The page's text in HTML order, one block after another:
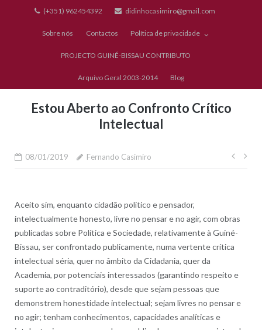
(+351) 962454392 didinhocasimiro@gmail.com
Sobre nós Contactos Política de privacidade
PROJECTO GUINÉ-BISSAU CONTRIBUTO
Arquivo Geral 2003-2014 Blog
Estou Aberto ao Confronto Crítico
Intelectual
08/01/2019 Fernando Casimiro
Aceito sim, enquanto cidadão político e pensador,
intelectualmente honesto, livre no pensar e no agir, com obras
publicadas sobre Política e Sociedade, relativamente à Guiné-
Bissau, ser confrontado publicamente, numa vertente crítica
intelectual séria, quer no âmbito da Cidadania, quer da
Academia, por potenciais interessados (garantindo respeito e
suporte ao contraditório), desde que sejam pessoas que
demonstrem honestidade intelectual; sejam livres no pensar e
no agir; tenham conhecimentos, capacidades analíticas e